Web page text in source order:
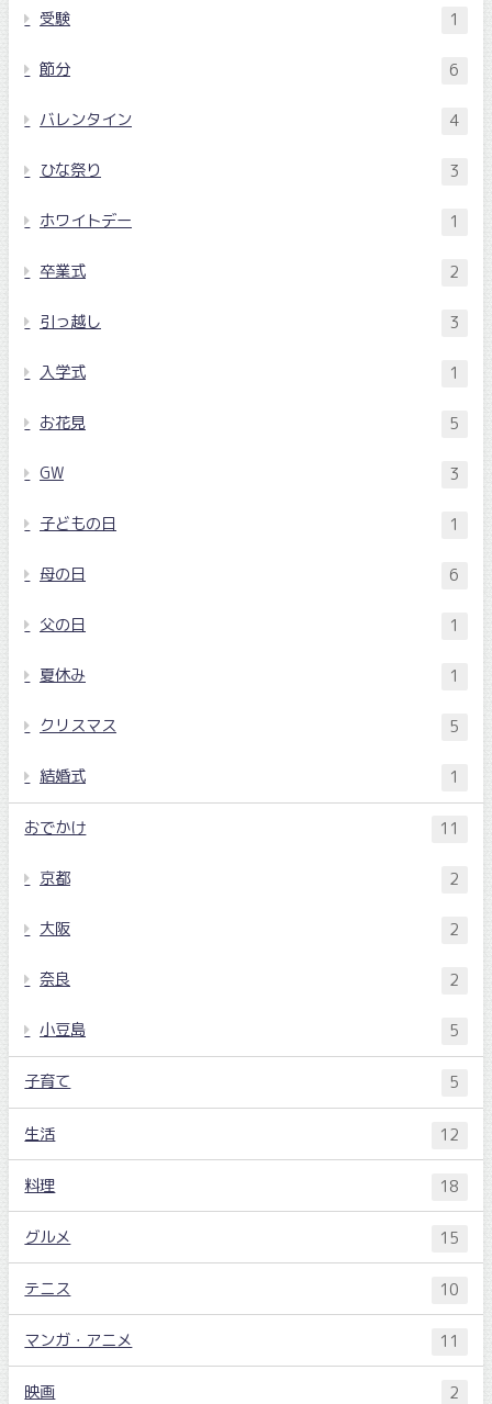
受験 1
節分 6
バレンタイン 4
ひな祭り 3
ホワイトデー 1
卒業式 2
引っ越し 3
入学式 1
お花見 5
GW 3
子どもの日 1
母の日 6
父の日 1
夏休み 1
クリスマス 5
結婚式 1
おでかけ 11
京都 2
大阪 2
奈良 2
小豆島 5
子育て 5
生活 12
料理 18
グルメ 15
テニス 10
マンガ・アニメ 11
映画 2